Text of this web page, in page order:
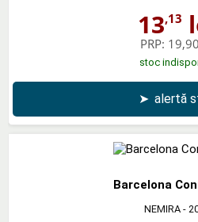
13,13
PRP:
stoc
➤ alertă
Barcelona
NEMIRA -